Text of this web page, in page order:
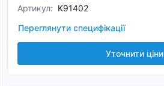
Артикул: K91402
Переглянути специфікації
Уточнити ціни